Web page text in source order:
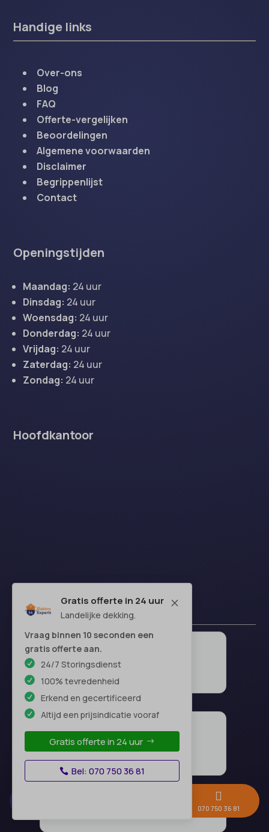
M
Gratis offerte in 24 uur
Landelijke dekking.
Vraag binnen 10 seconden een
gratis offerte aan.
24/7 Storingsdienst
100% tevredenheid
Erkend en gecertificeerd
Altijd een prijsindicatie vooraf
Gratis offerte in 24 uur
Bel: 070 750 36 81
Handige links
Over-ons
Blog
FAQ
Offerte-vergelijken
Beoordelingen
Algemene voorwaarden
Disclaimer
Begrippenlijst
Contact
Openingstijden
Maandag: 24 uur
Dinsdag: 24 uur
Woensdag: 24 uur
Donderdag: 24 uur
Vrijdag: 24 uur
Zaterdag: 24 uur
Zondag: 24 uur
Hoofdkantoor

070 750 36 81